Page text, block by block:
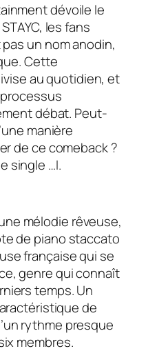
dévoile le
les fans
pas un nom anodin,
Cette
au quotidien, et
débat. Peut-
manière
de ce comeback ?
single …I.
mélodie rêveuse,
de piano staccato
française qui se
genre qui connaît
temps. Un
de
rythme presque
membres.